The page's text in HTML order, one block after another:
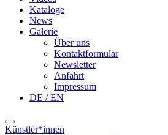
Kataloge
News
Galerie
Über uns
Kontaktformular
Newsletter
Anfahrt
Impressum
DE / EN
Künstler*innen